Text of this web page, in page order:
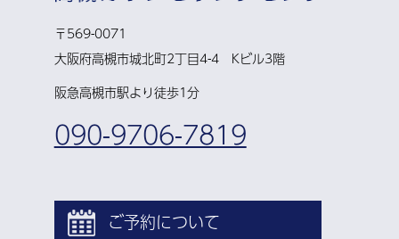
〒569-0071
大阪府高槻市城北町2丁目4-4 Kビル3階
阪急高槻市駅より徒歩1分
090-9706-7819
ご予約について